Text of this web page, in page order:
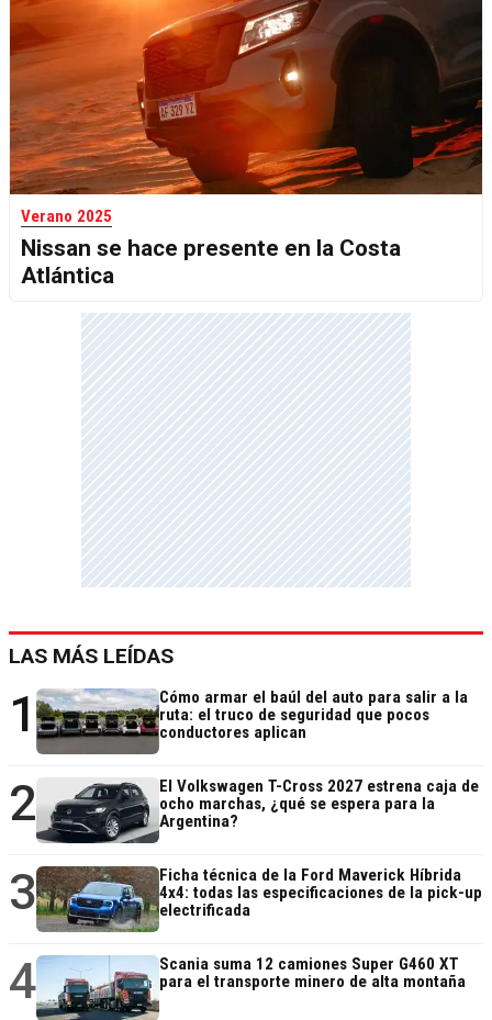
Verano 2025
Nissan se hace presente en la Costa
Atlántica
LAS MÁS LEÍDAS
1
Cómo armar el baúl del auto para salir a la
ruta: el truco de seguridad que pocos
conductores aplican
2
El Volkswagen T-Cross 2027 estrena caja de
ocho marchas, ¿qué se espera para la
Argentina?
3
Ficha técnica de la Ford Maverick Híbrida
4x4: todas las especificaciones de la pick-up
electrificada
4
Scania suma 12 camiones Super G460 XT
para el transporte minero de alta montaña